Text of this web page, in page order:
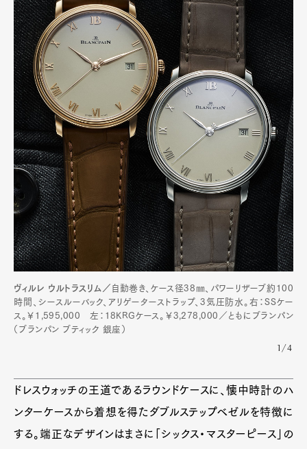
ヴィルレ ウルトラスリム／ 自動巻き、ケース径38㎜、パワーリザーブ約100
時間、シースルーバック、アリゲーターストラップ、3気圧防水。右：SSケー
ス。￥1,595,000 左：18KRGケース。￥3,278,000／ともにブランパン
（ブランパン ブティック 銀座）
1/4
ドレスウォッチの王道であるラウンドケースに、懐中時計のハ
ンターケースから着想を得たダブルステップベゼルを特徴に
する。端正なデザインはまさに「シックス・マスターピース」の